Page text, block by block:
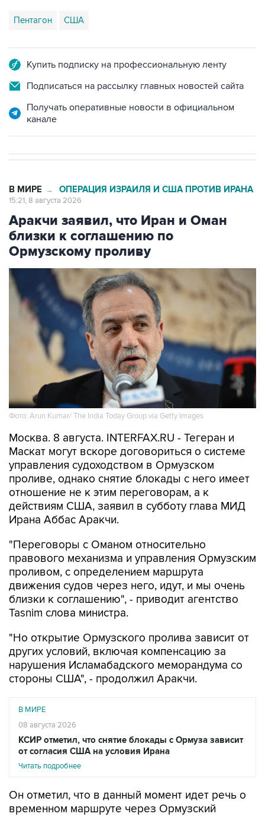
Пентагон США
Купить подписку на профессиональную ленту
Подписаться на рассылку главных новостей сайта
Получать оперативные новости в официальном
канале
В МИРЕ → ОПЕРАЦИЯ ИЗРАИЛЯ И США ПРОТИВ ИРАНА
15:21, 8 августа 2026
Аракчи заявил, что Иран и Оман
близки к соглашению по
Ормузскому проливу
Фото: Arun Kumar/ The India Today Group via Getty Images
Москва. 8 августа. INTERFAX.RU - Тегеран и
Маскат могут вскоре договориться о системе
управления судоходством в Ормузском
проливе, однако снятие блокады с него имеет
отношение не к этим переговорам, а к
действиям США, заявил в субботу глава МИД
Ирана Аббас Аракчи.
"Переговоры с Оманом относительно
правового механизма и управления Ормузским
проливом, с определением маршрута
движения судов через него, идут, и мы очень
близки к соглашению", - приводит агентство
Tasnim слова министра.
"Но открытие Ормузского пролива зависит от
других условий, включая компенсацию за
нарушения Исламабадского меморандума со
стороны США", - продолжил Аракчи.
В МИРЕ
08 августа 2026
КСИР отметил, что снятие блокады с Ормуза зависит
от согласия США на условия Ирана
Читать подробнее
Он отметил, что в данный момент идет речь о
временном маршруте через Ормузский